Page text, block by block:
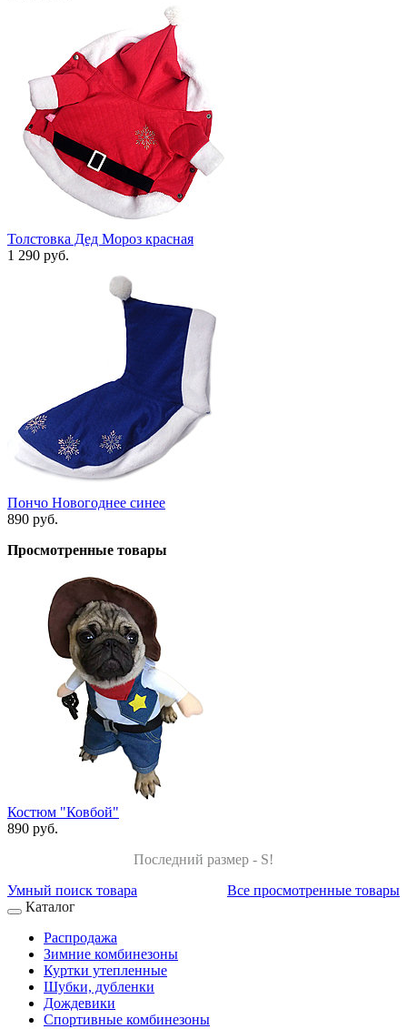
Толстовка Дед Мороз красная
1 290 руб.
Пончо Новогоднее синее
890 руб.
Просмотренные товары
Костюм "Ковбой"
890 руб.
Последний размер - S!
Все просмотренные товары
Умный поиск товара
Каталог
Распродажа
Зимние комбинезоны
Куртки утепленные
Шубки, дубленки
Дождевики
Спортивные комбинезоны